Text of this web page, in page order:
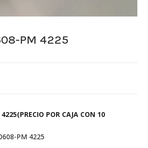
PM 4225
POR CAJA CON 10
PM 4225